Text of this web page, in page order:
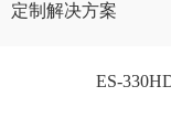
定制解决方案
ES-